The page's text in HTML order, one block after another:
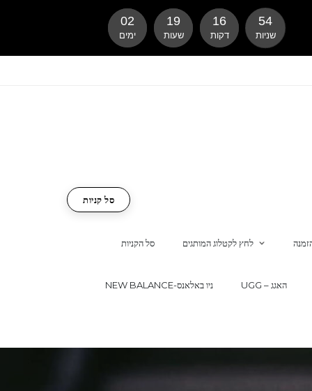
סל הקניות לחץ לקטלוג המותגים
NEW BALANCE-ניו באלאנס UGG – האגג
סל קניות
02
ימים
19
שעות
16
דקות
53
שניות